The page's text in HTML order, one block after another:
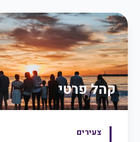
קהל פרטי
צעירים